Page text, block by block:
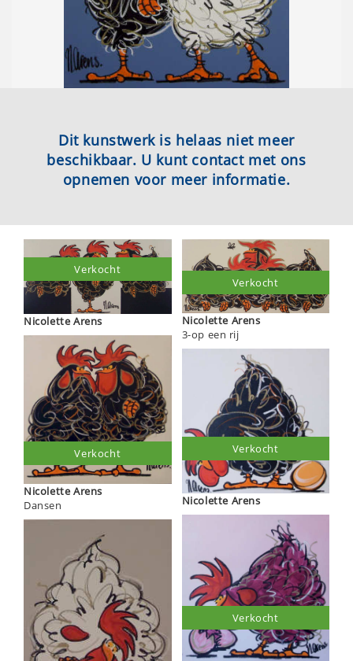
Dit kunstwerk is helaas niet meer
beschikbaar. U kunt contact met ons
opnemen voor meer informatie.
Nicolette Arens
Verkocht
Nicolette Arens
Dansen
Verkocht
Nicolette Arens
3-op een rij
Verkocht
Nicolette Arens
Verkocht
Verkocht